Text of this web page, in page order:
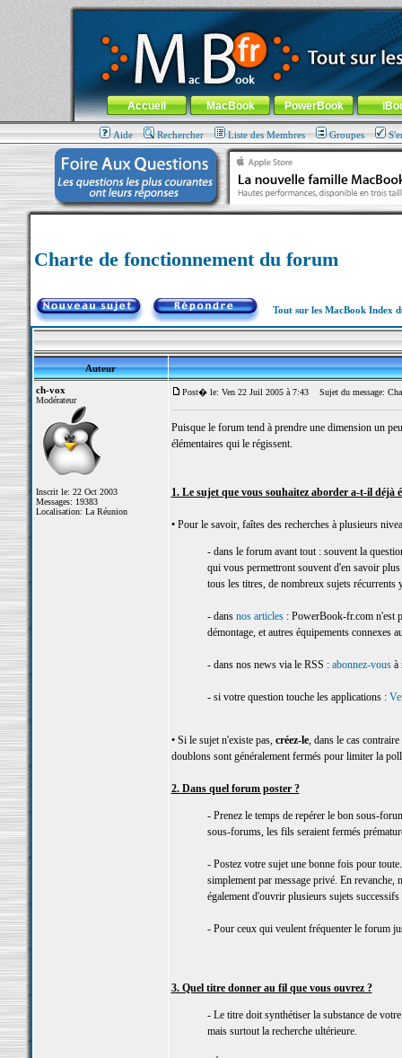
MacBook-fr.com : 100% Apple... 100% nomade !
Aller au contenu-Aller au menu général-Aller au menu de
Menu général
Accueil MacBook PowerBook
Aide Rechercher Liste des Membres Groupes
Charte de fonctionnement du forum
Tout sur les MacBook Index
Auteur
ch-vox
Modérateur
Inscrit le: 22 Oct 2003
Messages: 19383
Localisation: La Réunion
Post� le: Ven 22 Juil 2005 à 7:43 Sujet du message:
Puisque le forum tend à prendre une dimension un
élémentaires qui le régissent.
1. Le sujet que vous souhaitez aborder a-t-il déjà
• Pour le savoir, faîtes des recherches à plusieurs
- dans le forum avant tout : souvent la
qui vous permettront souvent d'en savoir
tous les titres, de nombreux sujets récurrents
- dans nos articles: PowerBook-fr.com n'est
démontage, et autres équipements connexes
- dans nos news via le RSS : abonnez-vousà
- si votre question touche les applications :
• Si le sujet n'existe pas, créez-le, dans le cas
doublons sont généralement fermés pour limiter la
2. Dans quel forum poster ?
- Prenez le temps de repérer le bon sous-
sous-forums, les fils seraient fermés
- Postez votre sujet une bonne fois pour
simplement par message privé. En
également d'ouvrir plusieurs sujets
- Pour ceux qui veulent fréquenter le forum
3. Quel titre donner au fil que vous ouvrez ?
- Le titre doit synthétiser la substance de
mais surtout la recherche ultérieure.